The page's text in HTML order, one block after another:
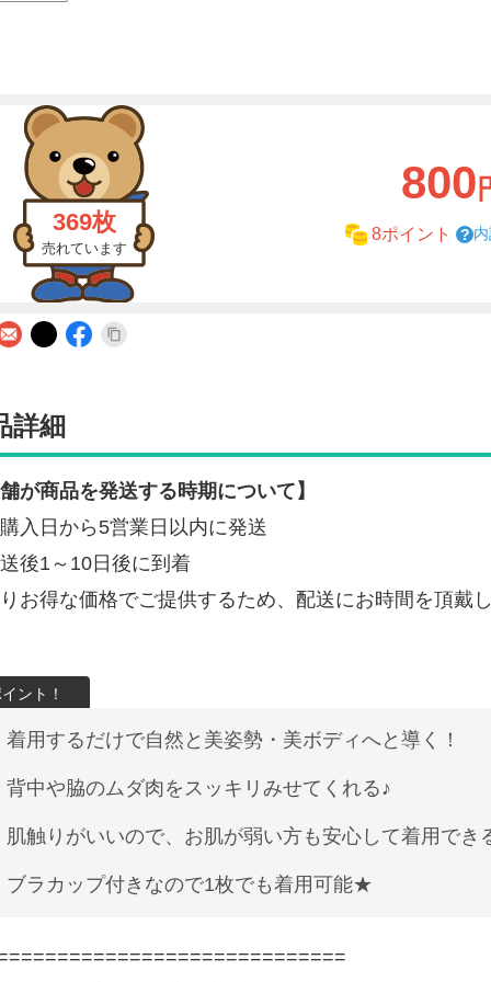
369枚
売れています
800
8ポイント
詳細
が商品を発送する時期について】
入日から5営業日以内に発送
後1～10日後に到着
お得な価格でご提供するため、配送にお時間を頂戴し
着用するだけで自然と美姿勢・美ボディへと導く！
背中や脇のムダ肉をスッキリみせてくれる♪
肌触りがいいので、お肌が弱い方も安心して着用でき
ブラカップ付きなので1枚でも着用可能★